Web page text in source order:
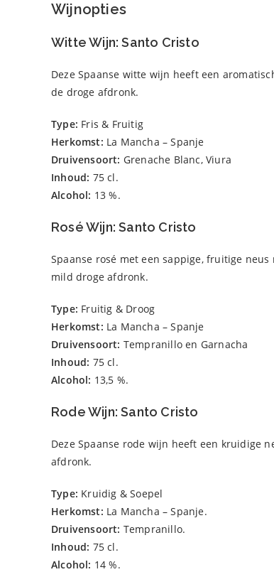
Wijnopties
Witte Wijn: Santo Cristo
Deze Spaanse witte wijn heeft een
de droge afdronk.
Type: Fris & Fruitig
Herkomst: La Mancha – Spanje
Druivensoort: Grenache Blanc, Viura
Inhoud: 75 cl.
Alcohol: 13 %.
Rosé Wijn: Santo Cristo
Spaanse rosé met een sappige, fruitige
mild droge afdronk.
Type: Fruitig & Droog
Herkomst: La Mancha – Spanje
Druivensoort: Tempranillo en Garnacha
Inhoud: 75 cl.
Alcohol: 13,5 %.
Rode Wijn: Santo Cristo
Deze Spaanse rode wijn heeft een kruidige
afdronk.
Type: Kruidig & Soepel
Herkomst: La Mancha – Spanje.
Druivensoort: Tempranillo.
Inhoud: 75 cl.
Alcohol: 14 %.